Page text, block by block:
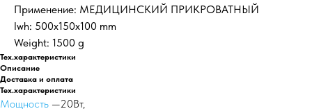
Применение: МЕДИЦИНСКИЙ ПРИКРОВАТНЫЙ
lwh: 500x150x100 mm
Weight: 1500 g
Тех.характеристики
Описание
Доставка и оплата
Тех.характеристики
Мощность —20Вт,